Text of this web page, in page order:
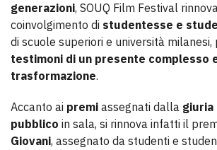
generazioni, SOUQ Film Festival
coinvolgimento di studentesse e
di scuole superiori e università milanesi,
testimoni di un presente complesso
trasformazione.
Accanto ai premi assegnati dalla giuria
pubblico in sala, si rinnova infatti il
Giovani, assegnato da studenti e